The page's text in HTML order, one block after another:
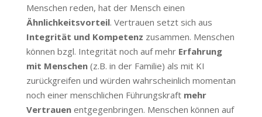
Menschen reden, hat der Mensch einen
Ähnlichkeitsvorteil. Vertrauen setzt sich aus
Integrität und Kompetenz zusammen. Menschen
können bzgl. Integrität noch auf mehr Erfahrung
mit Menschen(z.B. in der Familie) als mit KI
zurückgreifen und würden wahrscheinlich momentan
noch einer menschlichen Führungskraft mehr
Vertrauenentgegenbringen. Menschen können auf